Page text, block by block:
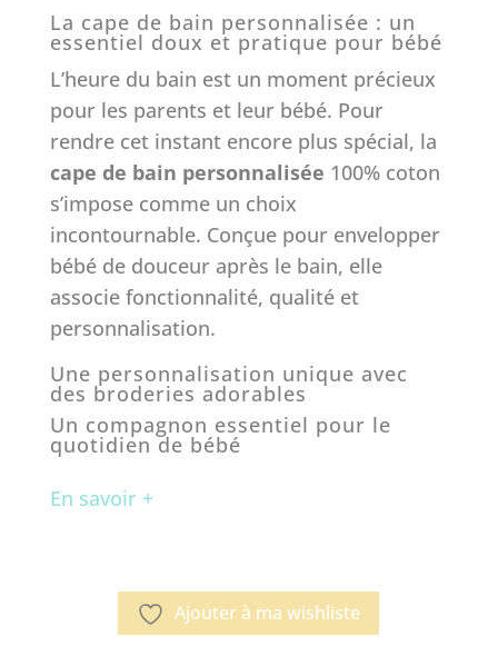
sur 5
basé sur
client
La cape de bain personnalisée : un
essentiel doux et pratique pour bébé
L’heure du bain est un moment précieux
pour les parents et leur bébé. Pour
rendre cet instant encore plus spécial, la
cape de bain personnalisée 100% coton
s’impose comme un choix
incontournable. Conçue pour envelopper
bébé de douceur après le bain, elle
associe fonctionnalité, qualité et
personnalisation.
Une personnalisation unique avec
des broderies adorables
Un compagnon essentiel pour le
quotidien de bébé
Ajouter à ma wishliste